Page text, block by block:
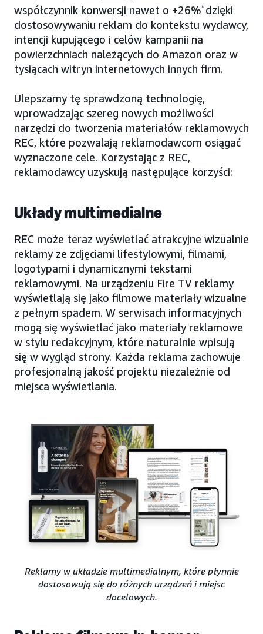
współczynnik konwersji nawet o +26%* dzięki
dostosowywaniu reklam do kontekstu wydawcy,
intencji kupującego i celów kampanii na
powierzchniach należących do Amazon oraz w
tysiącach witryn internetowych innych firm.
Ulepszamy tę sprawdzoną technologię,
wprowadzając szereg nowych możliwości
narzędzi do tworzenia materiałów reklamowych
REC, które pozwalają reklamodawcom osiągać
wyznaczone cele. Korzystając z REC,
reklamodawcy uzyskują następujące korzyści:
Układy multimedialne
REC może teraz wyświetlać atrakcyjne wizualnie
reklamy ze zdjęciami lifestylowymi, filmami,
logotypami i dynamicznymi tekstami
reklamowymi. Na urządzeniu Fire TV reklamy
wyświetlają się jako filmowe materiały wizualne
z pełnym spadem. W serwisach informacyjnych
mogą się wyświetlać jako materiały reklamowe
w stylu redakcyjnym, które naturalnie wpisują
się w wygląd strony. Każda reklama zachowuje
profesjonalną jakość projektu niezależnie od
miejsca wyświetlania.
Reklamy w układzie multimedialnym, które płynnie
dostosowują się do różnych urządzeń i miejsc
docelowych.